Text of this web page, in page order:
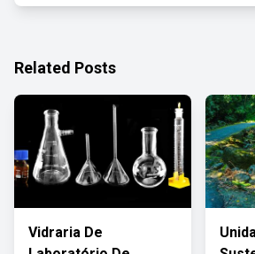
Related Posts
Vidraria De